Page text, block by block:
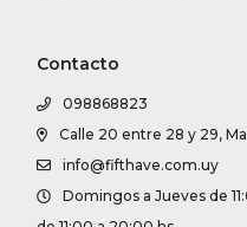
Contacto
098868823
Calle 20 entre 28 y 29,
info@fifthave.com.uy
Domingos a Jueves de